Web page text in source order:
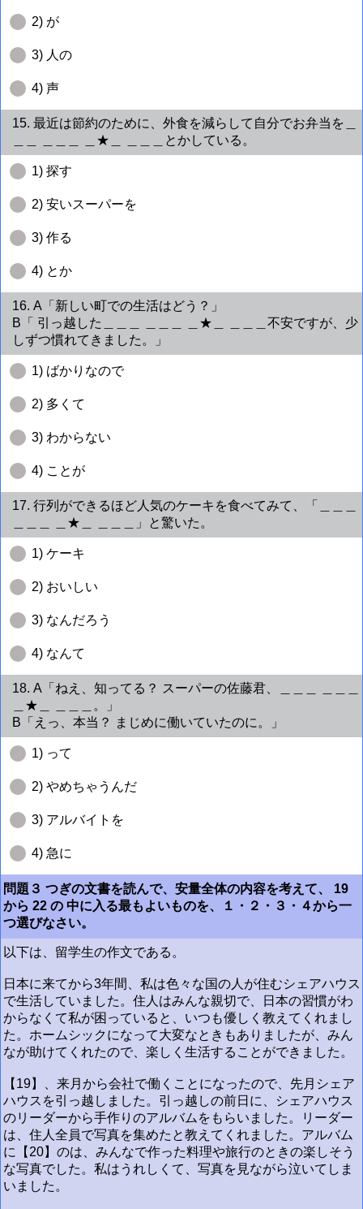
2) が
3) 人の
4) 声
15. 最近は節約のために、外食を減らして自分でお弁当を＿
＿＿ ＿＿＿ ＿★＿ ＿＿＿とかしている。
1) 探す
2) 安いスーパーを
3) 作る
4) とか
16. A「新しい町での生活はどう？」
B「 引っ越した＿＿＿ ＿＿＿ ＿★＿ ＿＿＿不安ですが、少
しずつ慣れてきました。」
1) ばかりなので
2) 多くて
3) わからない
4) ことが
17. 行列ができるほど人気のケーキを食べてみて、「＿＿＿
＿＿＿ ＿★＿ ＿＿＿」と驚いた。
1) ケーキ
2) おいしい
3) なんだろう
4) なんて
18. A「ねえ、知ってる？ スーパーの佐藤君、＿＿＿ ＿＿＿
＿★＿ ＿＿＿。」
B「えっ、本当？ まじめに働いていたのに。」
1) って
2) やめちゃうんだ
3) アルバイトを
4) 急に
問題３ つぎの文書を読んで、安量全体の内容を考えて、 19
から 22 の 中に入る最もよいものを、１・２・３・４から一
つ選びなさい。
以下は、留学生の作文である。
日本に来てから3年間、私は色々な国の人が住むシェアハウス
で生活していました。住人はみんな親切で、日本の習慣がわ
からなくて私が困っていると、いつも優しく教えてくれまし
た。ホームシックになって大変なときもありましたが、みん
なが助けてくれたので、楽しく生活することができました。
【19】、来月から会社で働くことになったので、先月シェア
ハウスを引っ越しました。引っ越しの前日に、シェアハウス
のリーダーから手作りのアルバムをもらいました。リーダー
は、住人全員で写真を集めたと教えてくれました。アルバム
に【20】のは、みんなで作った料理や旅行のときの楽しそう
な写真でした。私はうれしくて、写真を見ながら泣いてしま
いました。